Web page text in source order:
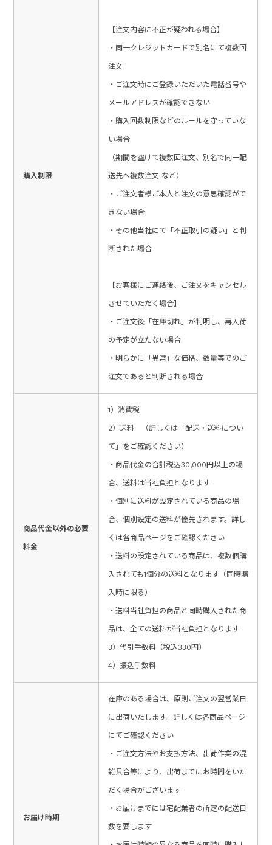
購入制限
【注文内容に不正が疑われる場合】
・同一クレジットカードで別名にて複数回
注文
・ご注文時にご登録いただいた電話番号や
メールアドレスが確認できない
・購入回数制限などのルールを守っていな
い場合
（期間を空けて複数回注文、別名で同一配
送先へ複数注文 など）
・ご注文者様ご本人と注文の意思確認がで
きない場合
・その他当社にて「不正取引の疑い」と判
断された場合
【お客様にご連絡後、ご注文をキャンセル
させていただく場合】
・ご注文後「在庫切れ」が判明し、再入荷
の予定が立たない場合
・明らかに「異常」な価格、数量等でのご
注文であると判断される場合
商品代金以外の必要
料金
1）消費税
2）送料 （詳しくは「配送・送料につい
て」をご確認ください）
・商品代金の合計税込30,000円以上の場
合、送料は当社負担となります
・個別に送料が設定されている商品の場
合、個別設定の送料が優先されます。詳し
くは各商品ページをご確認ください
・送料の設定されている商品は、複数個購
入されても1個分の送料となります（同時購
入時に限る）
・送料当社負担の商品と同時購入された商
品は、全ての送料が当社負担となります
3）代引手数料（税込330円）
4）振込手数料
お届け時期
在庫のある場合は、原則ご注文の翌営業日
に出荷いたします。詳しくは各商品ページ
にてご確認ください
・ご注文方法やお支払方法、出荷作業の混
雑具合等により、出荷までにお時間をいた
だく場合がございます
・お届けまでには宅配業者の所定の配送日
数を要します